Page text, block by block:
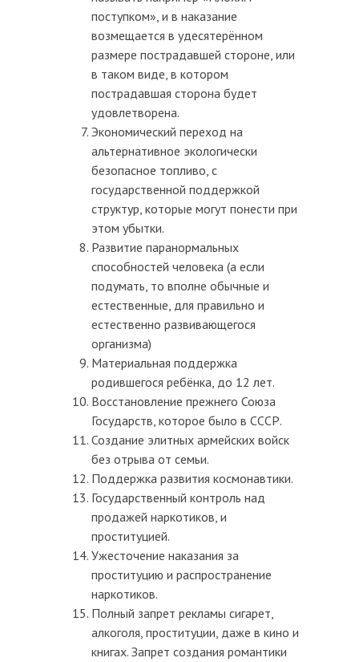
поступком», и в наказание
возмещается в удесятерённом
размере пострадавшей стороне, или
в таком виде, в котором
пострадавшая сторона будет
удовлетворена.
Экономический переход на
альтернативное экологически
безопасное топливо, с
государственной поддержкой
структур, которые могут понести при
этом убытки.
Развитие паранормальных
способностей человека (а если
подумать, то вполне обычные и
естественные, для правильно и
естественно развивающегося
организма)
Материальная поддержка
родившегося ребёнка, до 12 лет.
Восстановление прежнего Союза
Государств, которое было в СССР.
Создание элитных армейских войск
без отрыва от семьи.
Поддержка развития космонавтики.
Государственный контроль над
продажей наркотиков, и
проституцией.
Ужесточение наказания за
проституцию и распространение
наркотиков.
Полный запрет рекламы сигарет,
алкоголя, проституции, даже в кино и
книгах. Запрет создания романтики